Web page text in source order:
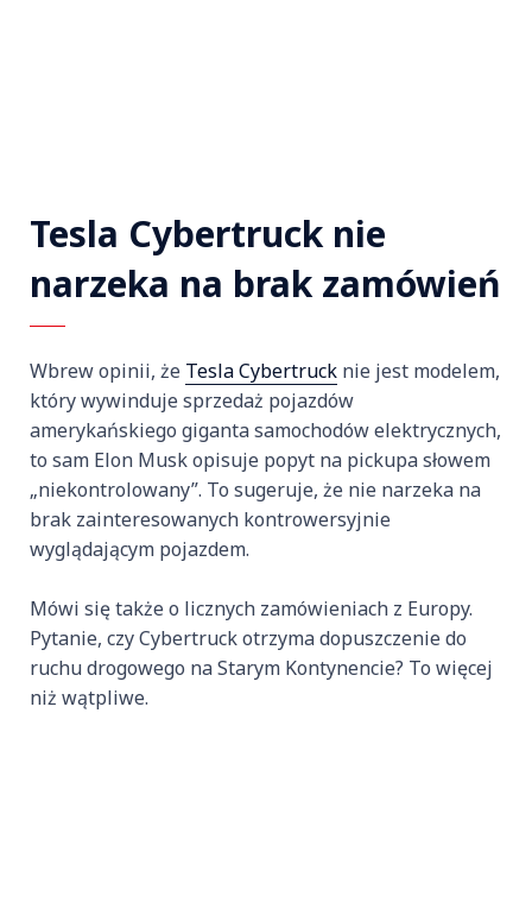
Tesla Cybertruck nie
narzeka na brak zamówień
Wbrew opinii, że Tesla Cybertruck nie jest modelem,
który wywinduje sprzedaż pojazdów
amerykańskiego giganta samochodów elektrycznych,
to sam Elon Musk opisuje popyt na pickupa słowem
„niekontrolowany”. To sugeruje, że nie narzeka na
brak zainteresowanych kontrowersyjnie
wyglądającym pojazdem.
Mówi się także o licznych zamówieniach z Europy.
Pytanie, czy Cybertruck otrzyma dopuszczenie do
ruchu drogowego na Starym Kontynencie? To więcej
niż wątpliwe.